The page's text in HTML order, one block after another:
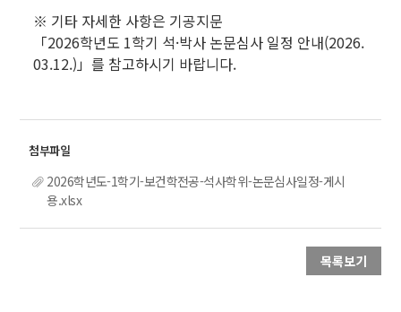
※ 기타 자세한 사항은 기공지문
「2026학년도 1학기 석·박사 논문심사 일정 안내(2026.
03.12.)」를 참고하시기 바랍니다.
2026학년도-1학기-보건학전공-석사학위-논문심사일정-게시
용.xlsx
목록보기